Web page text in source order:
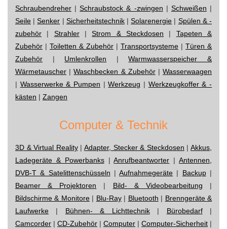
Schraubendreher |Schraubstock & -zwingen | Schweißen |
Seile |Senker | Sicherheitstechnik|Solarenergie | Spülen & -
zubehör | Strahler|Strom & Steckdosen | Tapeten &
Zubehör | Toiletten & Zubehör | Transportsysteme | Türen &
Zubehör | Umlenkrollen |Warmwasserspeicher &
Wärmetauscher |Waschbecken & Zubehör|Wasserwaagen
| Wasserwerke & Pumpen |Werkzeug | Werkzeugkoffer & -
kästen | Zangen
Computer & Technik
3D & Virtual Reality|Adapter, Stecker & Steckdosen |Akkus,
Ladegeräte & Powerbanks|Anrufbeantworter |Antennen,
DVB-T & Satelittenschüsseln |Aufnahmegeräte | Backup|
Beamer & Projektoren | Bild- & Videobearbeitung |
Bildschirme & Monitore| Blu-Ray| Bluetooth | Brenngeräte &
Laufwerke | Bühnen- & Lichttechnik| Bürobedarf|
Camcorder | CD-Zubehör | Computer | Computer-Sicherheit |